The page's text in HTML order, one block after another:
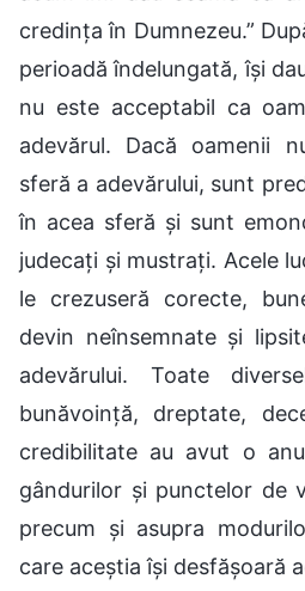
credința în Dumnezeu.”
perioadă îndelungată, își
nu este acceptabil ca
adevărul. Dacă oamenii
sferă a adevărului, sunt
în acea sferă și sunt
judecați și mustrați. Acele
le crezuseră corecte,
devin neînsemnate și
adevărului. Toate
bunăvoință, dreptate,
credibilitate au avut o
gândurilor și punctelor de
precum și asupra
care aceștia își desfășoară